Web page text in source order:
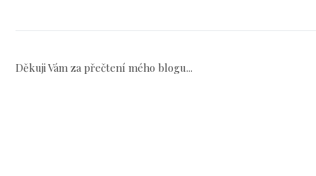
Děkuji Vám za přečtení mého blogu...